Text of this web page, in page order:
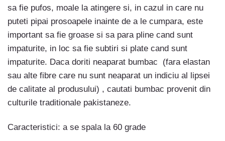
sa fie pufos, moale la atingere si, in cazul in care nu
puteti pipai prosoapele inainte de a le cumpara, este
important sa fie groase si sa para pline cand sunt
impaturite, in loc sa fie subtiri si plate cand sunt
impaturite. Daca doriti neaparat bumbac (fara elastan
sau alte fibre care nu sunt neaparat un indiciu al lipsei
de calitate al produsului) , cautati bumbac provenit din
culturile traditionale pakistaneze.
Caracteristici: a se spala la 60 grade